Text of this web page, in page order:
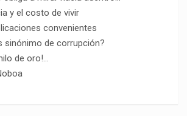
y el costo de vivir
convenientes
sinónimo de corrupción?
de oro!…